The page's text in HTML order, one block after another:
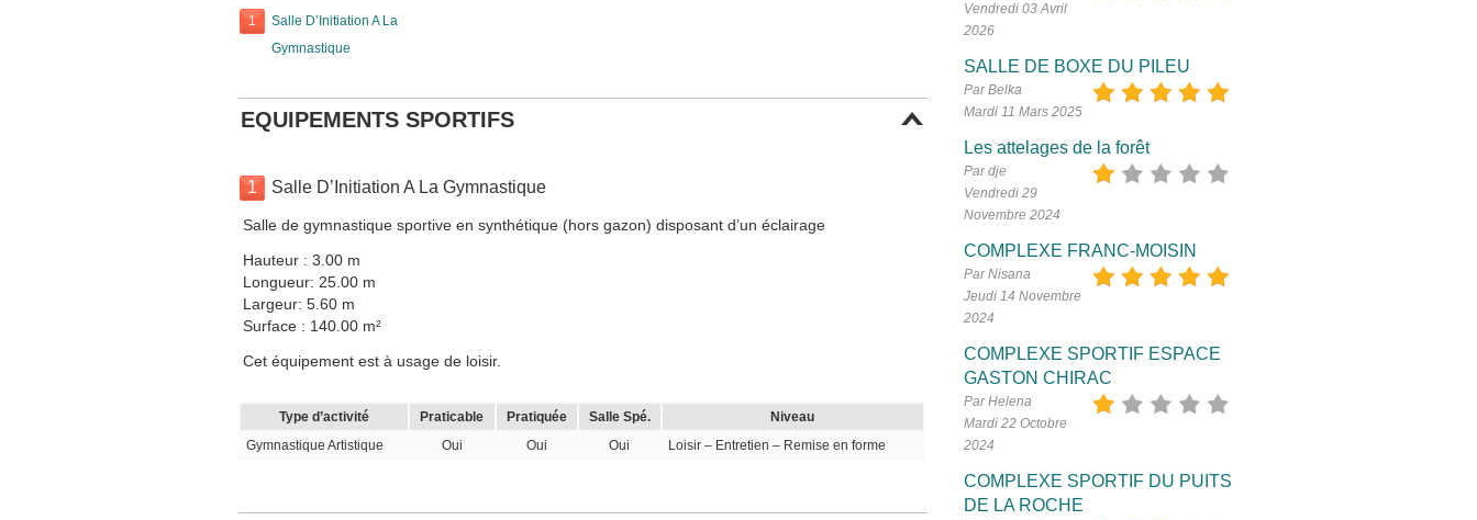
1
Salle D’Initiation A La
Gymnastique
EQUIPEMENTS SPORTIFS
1 Salle D’Initiation A La Gymnastique
Salle de gymnastique sportive en synthétique (hors gazon) disposant d’un éclairage
Hauteur : 3.00 m
Longueur: 25.00 m
Largeur: 5.60 m
Surface : 140.00 m²
Cet équipement est à usage de loisir.
Type d’activité Praticable Pratiquée Salle Spé.
Niveau
Gymnastique Artistique
Oui Oui Oui Loisir – Entretien – Remise en forme
Vendredi 03 Avril
2026
SALLE DE BOXE DU PILEU
Par Belka
Mardi 11 Mars 2025
Les attelages de la forêt
Par dje
Vendredi 29
Novembre 2024
COMPLEXE FRANC-MOISIN
Par Nisana
Jeudi 14 Novembre
2024
COMPLEXE SPORTIF ESPACE
GASTON CHIRAC
Par Helena
Mardi 22 Octobre
2024
COMPLEXE SPORTIF DU PUITS
DE LA ROCHE